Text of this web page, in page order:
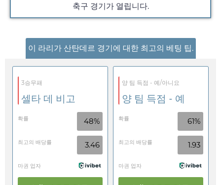
축구 경기가 열립니다.
이 라리가 산탄데르 경기에 대한 최고의 베팅 팁.
3승무패
셀타 데 비고
확률 48%
최고의 배당률 3.46
마권 업자
양 팀 득점 - 예/아니요
양 팀 득점 - 예
확률 61%
최고의 배당률 1.93
마권 업자